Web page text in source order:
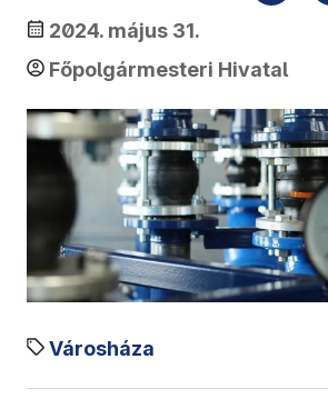
2024. május 31.
Főpolgármesteri Hivatal
Városháza